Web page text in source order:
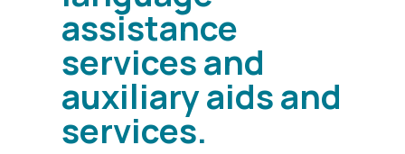
assistance
services and
auxiliary aids and
services.